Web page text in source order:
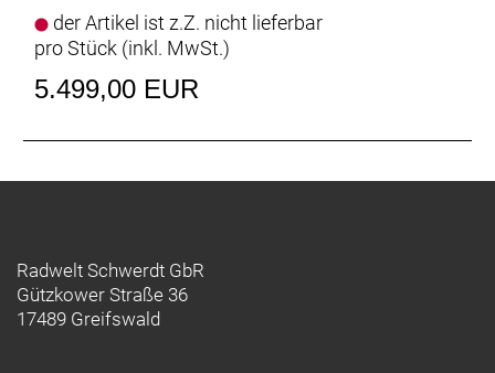
der Artikel ist z.Z. nicht lieferbar
pro Stück (inkl. MwSt.)
5.499,00 EUR
Radwelt Schwerdt GbR
Gützkower Straße 36
17489 Greifswald